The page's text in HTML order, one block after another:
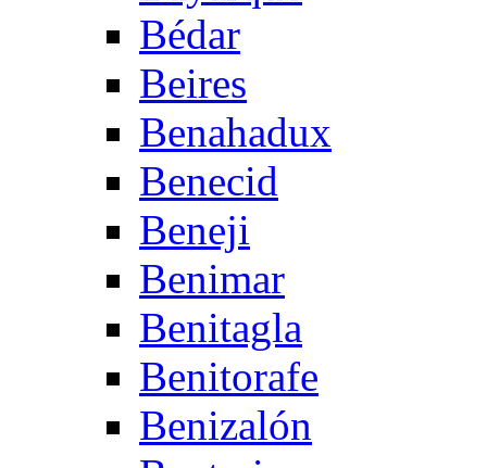
Bédar
Beires
Benahadux
Benecid
Beneji
Benimar
Benitagla
Benitorafe
Benizalón